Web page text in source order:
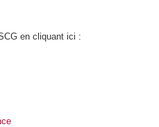
en cliquant ici :